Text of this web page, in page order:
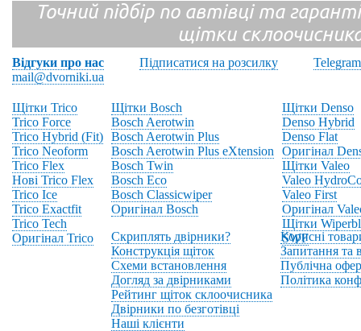
Точний підбір по автівці та
щітки
Відгуки про нас Підписатися на розсилку
Telegram
mail@dvorniki.ua
Щітки Trico
Trico Force
Trico Hybrid (Fit)
Trico Neoform
Trico Flex
Нові Trico Flex
Trico Ice
Trico Exactfit
Trico Tech
Оригінал Trico
Щітки Bosch
Bosch Aerotwin
Bosch Aerotwin Plus
Bosch Aerotwin Plus eXtension
Bosch Twin
Bosch Eco
Bosch Classicwiper
Оригінал Bosch
Щітки Denso
Denso Hybrid
Denso Flat
Оригінал
Щітки Valeo
Valeo
Valeo First
Оригінал
Щітки
SWF
Скриплять двірники?
Конструкція щіток
Схеми встановлення
Догляд за двірниками
Рейтинг щіток склоочисника
Двірники по безготівці
Наші клієнти
Корисні
Запитання та
Публічна
Політика